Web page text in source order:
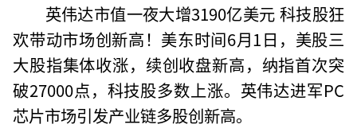
英伟达市值一夜大增3190亿美元 科技股狂
欢带动市场创新高！美东时间6月1日，美股三
大股指集体收涨，续创收盘新高，纳指首次突
破27000点，科技股多数上涨。英伟达进军PC
芯片市场引发产业链多股创新高。